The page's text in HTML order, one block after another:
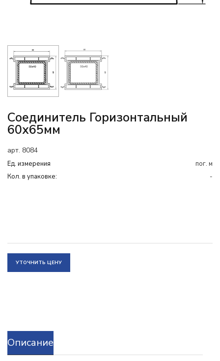
Соединитель Горизонтальный
60х65мм
арт. 8084
Ед. измерения
пог. м
Кол. в упаковке:
-
УТОЧНИТЬ ЦЕНУ
Описание